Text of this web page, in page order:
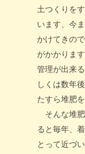
土つくりを
います、今
かけてきの
がかかりま
管理が出来
しくは数年
たすら堆肥
そんな堆肥
ると毎年、
とって近づ